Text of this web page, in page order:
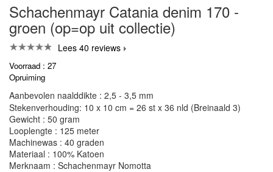
Schachenmayr Catania denim 170 -
groen (op=op uit collectie)
Lees 40 reviews
Voorraad : 27
Opruiming
Aanbevolen naalddikte : 2,5 - 3,5 mm
Stekenverhouding: 10 x 10 cm = 26 st x 36 nld (Breinaald 3)
Gewicht : 50 gram
Looplengte : 125 meter
Machinewas : 40 graden
Materiaal : 100% Katoen
Merknaam : Schachenmayr Nomotta